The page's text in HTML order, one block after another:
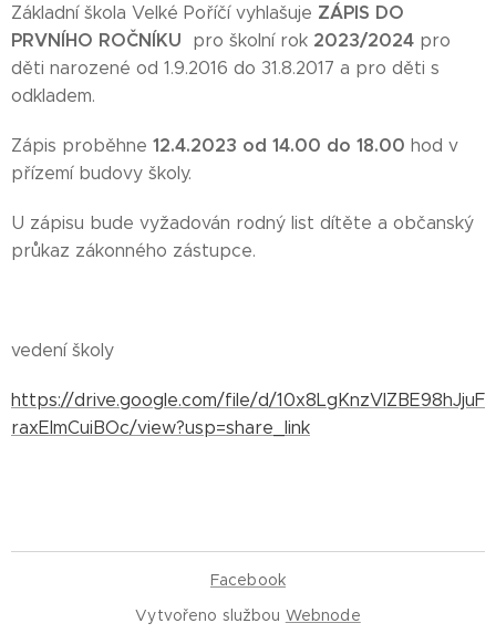
Základní škola Velké Poříčí vyhlašuje ZÁPIS DO
PRVNÍHO ROČNÍKU pro školní rok 2023/2024 pro
děti narozené od 1.9.2016 do 31.8.2017 a pro děti s
odkladem.
Zápis proběhne 12.4.2023 od 14.00 do 18.00 hod v
přízemí budovy školy.
U zápisu bude vyžadován rodný list dítěte a občanský
průkaz zákonného zástupce.
vedení školy
https://drive.google.com/file/d/10x8LgKnzVlZBE98hJjuF
raxElmCuiBOc/view?usp=share_link
Facebook
Vytvořeno službou Webnode